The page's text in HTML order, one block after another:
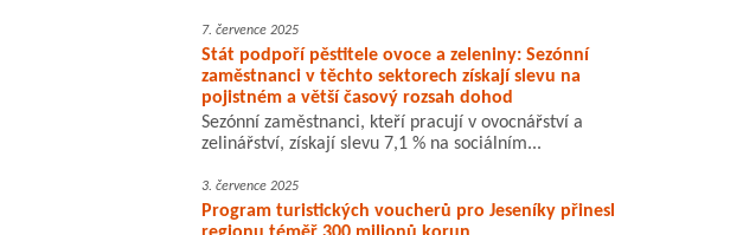
7. července 2025
Stát podpoří pěstitele ovoce a zeleniny: Sezónní
zaměstnanci v těchto sektorech získají slevu na
pojistném a větší časový rozsah dohod
Sezónní zaměstnanci, kteří pracují v ovocnářství a
zelinářství, získají slevu 7,1 % na sociálním...
3. července 2025
Program turistických voucherů pro Jeseníky přinesl